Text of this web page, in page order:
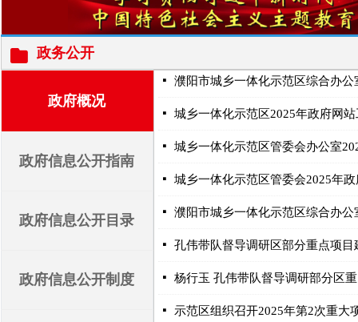
政府概况
政府信息公开指南
政府信息公开目录
政府信息公开制度
넷
넷 城乡一体化示范区2025年政府网
넷 城乡一体化示范区管委会办公室
넷 城乡一体化示范区管委会2025年
넷
넷 孔伟带队督导调研区部分重点项目
넷 杨行玉 孔伟带队督导调研部分区
넷 示范区组织召开2025年第2次重大
政务公开
뀕